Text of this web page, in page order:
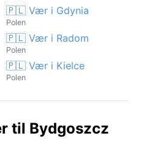
🇵🇱 Vær i Gdynia
Polen
🇵🇱 Vær i Radom
Polen
🇵🇱 Vær i Kielce
Polen
til Bydgoszcz